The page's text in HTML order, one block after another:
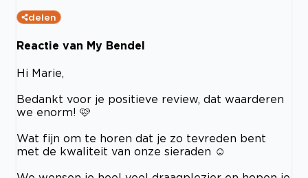
delen
Reactie van My Bendel
Hi Marie,
Bedankt voor je positieve review, dat waarderen
we enorm! 🩷
Wat fijn om te horen dat je zo tevreden bent
met de kwaliteit van onze sieraden ☺️